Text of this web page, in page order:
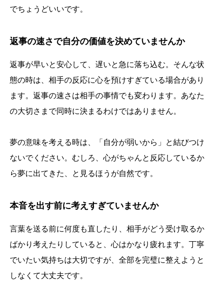
でちょうどいいです。
返事の速さで自分の価値を決めていませんか
返事が早いと安心して、遅いと急に落ち込む。そんな状
態の時は、相手の反応に心を預けすぎている場合があり
ます。返事の速さは相手の事情でも変わります。あなた
の大切さまで同時に決まるわけではありません。
夢の意味を考える時は、「自分が弱いから」と結びつけ
ないでください。むしろ、心がちゃんと反応しているか
ら夢に出てきた、と見るほうが自然です。
本音を出す前に考えすぎていませんか
言葉を送る前に何度も直したり、相手がどう受け取るか
ばかり考えたりしていると、心はかなり疲れます。丁寧
でいたい気持ちは大切ですが、全部を完璧に整えようと
しなくて大丈夫です。